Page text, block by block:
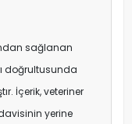
sağlanan
doğrultusunda
İçerik, veteriner
yerine